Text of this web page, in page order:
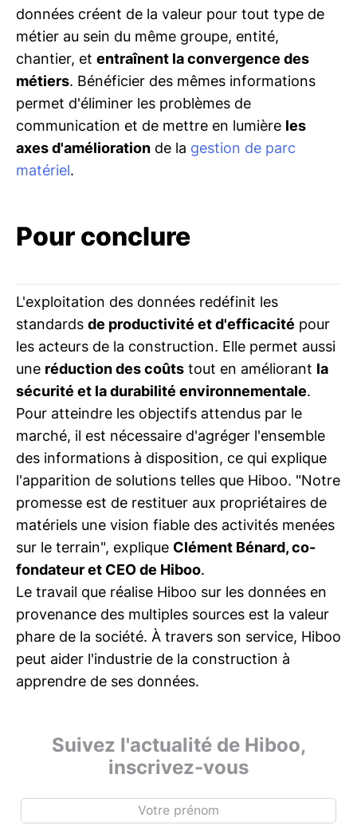
données créent de la valeur pour tout type de
métier au sein du même groupe, entité,
chantier, et entraînent la convergence des
métiers. Bénéficier des mêmes informations
permet d'éliminer les problèmes de
communication et de mettre en lumière les
axes d'amélioration de la gestion de parc
matériel.
Pour conclure
L'exploitation des données redéfinit les
standards de productivité et d'efficacité pour
les acteurs de la construction. Elle permet aussi
une réduction des coûts tout en améliorant la
sécurité et la durabilité environnementale.
Pour atteindre les objectifs attendus par le
marché, il est nécessaire d'agréger l'ensemble
des informations à disposition, ce qui explique
l'apparition de solutions telles que Hiboo. "Notre
promesse est de restituer aux propriétaires de
matériels une vision fiable des activités menées
sur le terrain", explique Clément Bénard, co-
fondateur et CEO de Hiboo.
Le travail que réalise Hiboo sur les données en
provenance des multiples sources est la valeur
phare de la société. À travers son service, Hiboo
peut aider l'industrie de la construction à
apprendre de ses données.
Suivez l'actualité de Hiboo,
inscrivez-vous